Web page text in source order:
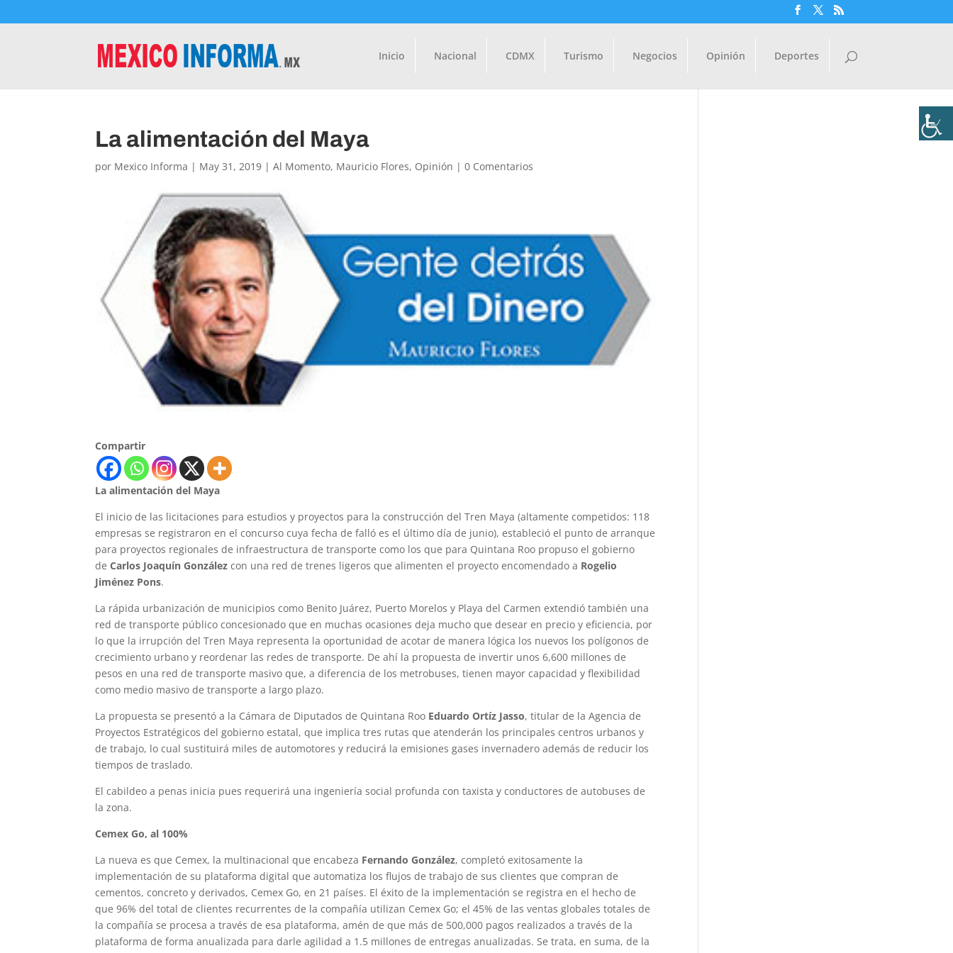
Inicio Nacional CDMX Turismo Negocios Opinión Deportes
La alimentación del Maya
por Mexico Informa | May 31, 2019 |Al Momento, Mauricio Flores, Opinión |0 Comentarios
Compartir
La alimentación del Maya
El inicio de las licitaciones para estudios y proyectos para la construcción del Tren Maya (altamente competidos: 118
empresas se registraron en el concurso cuya fecha de falló es el último día de junio), estableció el punto de arranque
para proyectos regionales de infraestructura de transporte como los que para Quintana Roo propuso el gobierno
deCarlos Joaquín González con una red de trenes ligeros que alimenten el proyecto encomendado a Rogelio
Jiménez Pons.
La rápida urbanización de municipios como Benito Juárez, Puerto Morelos y Playa del Carmen extendió también una
red de transporte público concesionado que en muchas ocasiones deja mucho que desear en precio y eficiencia, por
lo que la irrupción del Tren Maya representa la oportunidad de acotar de manera lógica los nuevos los polígonos de
crecimiento urbano y reordenar las redes de transporte. De ahí la propuesta de invertir unos 6,600 millones de
pesos en una red de transporte masivo que, a diferencia de los metrobuses, tienen mayor capacidad y flexibilidad
como medio masivo de transporte a largo plazo.
La propuesta se presentó a la Cámara de Diputados de Quintana Roo Eduardo Ortíz Jasso, titular de la Agencia de
Proyectos Estratégicos del gobierno estatal, que implica tres rutas que atenderán los principales centros urbanos y
de trabajo, lo cual sustituirá miles de automotores y reducirá la emisiones gases invernadero además de reducir los
tiempos de traslado.
El cabildeo a penas inicia pues requerirá una ingeniería social profunda con taxista y conductores de autobuses de
la zona.
Cemex Go, al 100%
La nueva es que Cemex, la multinacional que encabeza Fernando González, completó exitosamente la
implementación de su plataforma digital que automatiza los flujos de trabajo de sus clientes que compran de
cementos, concreto y derivados, Cemex Go, en 21 países. El éxito de la implementación se registra en el hecho de
que 96% del total de clientes recurrentes de la compañía utilizan Cemex Go; el 45% de las ventas globales totales de
la compañía se procesa a través de esa plataforma, amén de que más de 500,000 pagos realizados a través de la
plataforma de forma anualizada para darle agilidad a 1.5 millones de entregas anualizadas. Se trata, en suma, de la